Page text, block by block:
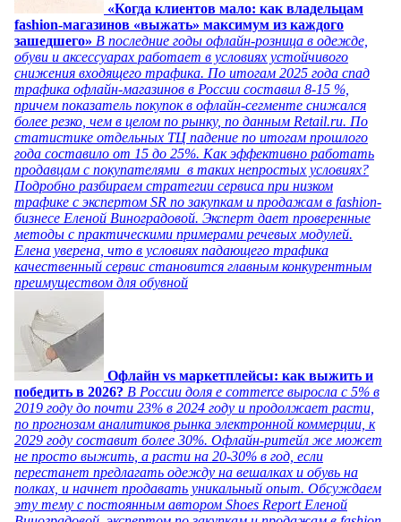
«Когда клиентов мало: как владельцам
fashion-магазинов «выжать» максимум из каждого
зашедшего» В последние годы офлайн-розница в одежде,
обуви и аксессуарах работает в условиях устойчивого
снижения входящего трафика. По итогам 2025 года спад
трафика офлайн-магазинов в России составил 8-15 %,
причем показатель покупок в офлайн-сегменте снижался
более резко, чем в целом по рынку, по данным Retail.ru. По
статистике отдельных ТЦ падение по итогам прошлого
года составило от 15 до 25%. Как эффективно работать
продавцам с покупателями в таких непростых условиях?
Подробно разбираем стратегии сервиса при низком
трафике с экспертом SR по закупкам и продажам в fashion-
бизнесе Еленой Виноградовой. Эксперт дает проверенные
методы с практическими примерами речевых модулей.
Елена уверена, что в условиях падающего трафика
качественный сервис становится главным конкурентным
преимуществом для обувной
Офлайн vs маркетплейсы: как выжить и
победить в 2026? В России доля e commerce выросла с 5% в
2019 году до почти 23% в 2024 году и продолжает расти,
по прогнозам аналитиков рынка электронной коммерции, к
2029 году составит более 30%. Офлайн-ритейл же может
не просто выжить, а расти на 20-30% в год, если
перестанет предлагать одежду на вешалках и обувь на
полках, и начнет продавать уникальный опыт. Обсуждаем
эту тему с постоянным автором Shoes Report Еленой